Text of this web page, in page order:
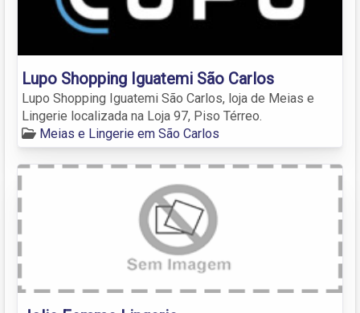
Lupo Shopping Iguatemi São Carlos
Lupo Shopping Iguatemi São Carlos, loja de Meias e
Lingerie localizada na Loja 97, Piso Térreo.
Meias e Lingerie em São Carlos